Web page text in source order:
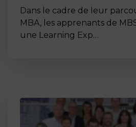
Dans le cadre de leur
MBA, les apprenants de
une Learning Exp…